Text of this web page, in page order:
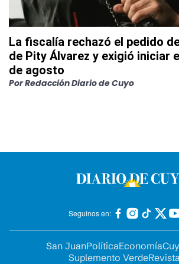
La fiscalía rechazó el pedido
de Pity Álvarez y exigió iniciar
de agosto
PorRedacción Diario de Cuyo
Seguinos en:
San JuanPolíticaEconomía
Suplemento Verde